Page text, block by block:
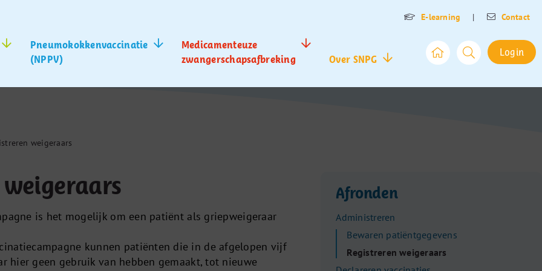
E-learning | Contact
Pneumokokkenvaccinatie
(NPPV)
Medicamenteuze
zwangerschapsafbreking
Over SNPG
Login
weigeraars
is het mogelijk om een patiënt als griepweigeraar
kunnen patiënten die in de afgelopen vijf
hier geen gebruik van hebben gemaakt, tot nieuwe
Afronden
Administreren
Bewaren patiëntgegevens
Registreren weigeraars